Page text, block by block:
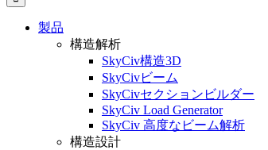
製品
構造解析
SkyCiv構造3D
SkyCivビーム
SkyCivセクションビルダー
SkyCiv Load Generator
SkyCiv 高度なビーム解析
構造設計